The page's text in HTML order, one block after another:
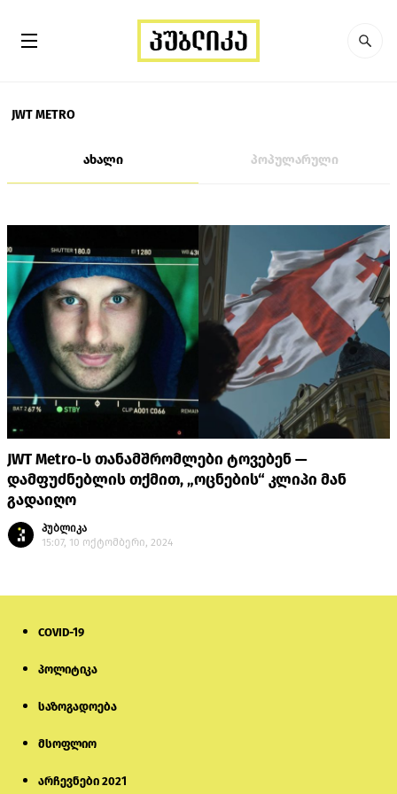
JWT METRO
ახალი პოპულარული
JWT Metro-ს თანამშრომლები ტოვებენ —
დამფუძნებლის თქმით, „ოცნების“ კლიპი მან
გადაიღო
პუბლიკა
15:07, 10 ოქტომბერი, 2024
COVID-19
პოლიტიკა
საზოგადოება
მსოფლიო
არჩევნები 2021